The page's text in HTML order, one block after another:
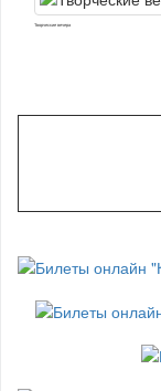
Творческие вечера